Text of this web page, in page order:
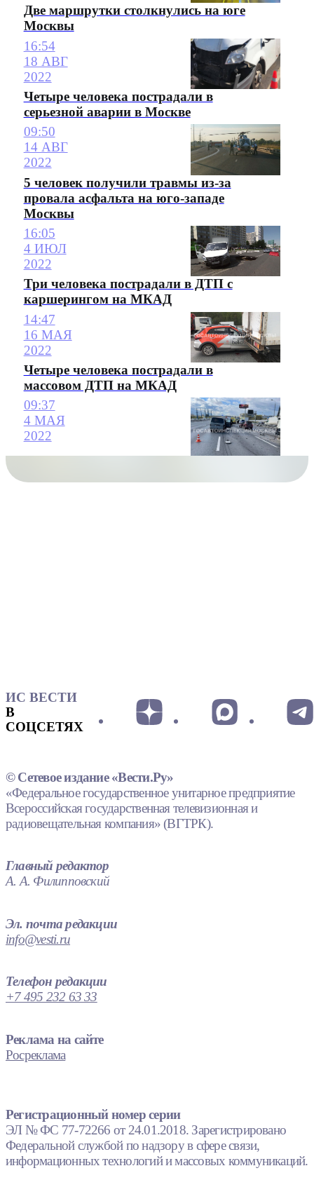
Две маршрутки столкнулись на юге
Москвы
16:54
18 АВГ
2022
Четыре человека пострадали в
серьезной аварии в Москве
09:50
14 АВГ
2022
5 человек получили травмы из-за
провала асфальта на юго-западе
Москвы
16:05
4 ИЮЛ
2022
Три человека пострадали в ДТП с
каршерингом на МКАД
14:47
16 МАЯ
2022
Четыре человека пострадали в
массовом ДТП на МКАД
09:37
4 МАЯ
2022
ИС ВЕСТИ
В
СОЦСЕТЯХ
© Сетевое издание «Вести.Ру»
«Федеральное государственное унитарное предприятие
Всероссийская государственная телевизионная и
радиовещательная компания» (ВГТРК).
Главный редактор
А. А. Филипповский
Эл. почта редакции
info@vesti.ru
Телефон редакции
+7 495 232 63 33
Реклама на сайте
Росреклама
Регистрационный номер серии
ЭЛ № ФС 77-72266 от 24.01.2018. Зарегистрировано
Федеральной службой по надзору в сфере связи,
информационных технологий и массовых коммуникаций.